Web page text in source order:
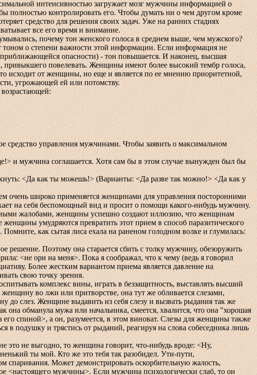
интенсивностью загружает мозг мужчины информацией о
контролировать его. Чтобы думать ни о чем другом кроме
средство для решения своих задач. Уже на ранних стадиях
все его время и внимание.
почему тон женского голоса в среднем выше, чем мужского?
о степени важности этой информации. Если информация не
опасности) - тон повышается. И наконец, высшая
привыкшего повелевать. Женщины имеют более высокий тембр голоса,
исходит от женщины, но еще и является по ее мнению приоритетной,
угрожающей ей или потомству.
управления мужчинами. Чтобы заявить о максимальном
и мужчина соглашается. Хотя сам бы в этом случае вынужден был бы
<Да как ты можешь!> (Варианты: <Да разве так можно!> <Да как у
широко применяется женщинами для управления посторонними
на себя беспомощный вид и просит о помощи какого-нибудь мужчину.
жалобами, женщины успешно создают иллюзию, что женщинам
умудряются превратить этот прием в способ паразитического
как сытая лиса ехала на раненом голодном волке и глумилась:
Поэтому она старается сбить с толку мужчину, обезоружить
<не ори на меня>. Пока я соображал, что к чему (ведь я говорил
Более жестким вариантом приема является давление на
свою точку зрения.
комплекс вины, играть в беззащитность, выставлять высший
во лжи или притворстве, она тут же обливается слезами,
до слез. Женщине выдавить из себя слезу и вызвать рыдания так же
она обманула мужа или начальника, смеется, хвалится, что она "хорошая
спиной>, а он, разумеется, в этом виноват. Слезы для женщины также
в подушку и трястись от рыданий, реагируя на слова собеседника лишь
не выгодно, то женщина говорит, что-нибудь вроде: <Ну,
ты мой. Кто же это тебя так разобидел. Ути-пути,
спаривания. Может демонстрировать оскорбительную жалость,
<настоящего мужчины>. Если мужчина психологически слаб, то он